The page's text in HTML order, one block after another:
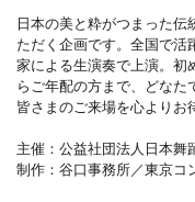
日本の美と粋がつまった
ただく企画です。全国で活
家による生演奏で上演。初
らご年配の方まで、どなた
皆さまのご来場を心よりお
主催：公益社団法人日本舞
制作：谷口事務所／東京コ